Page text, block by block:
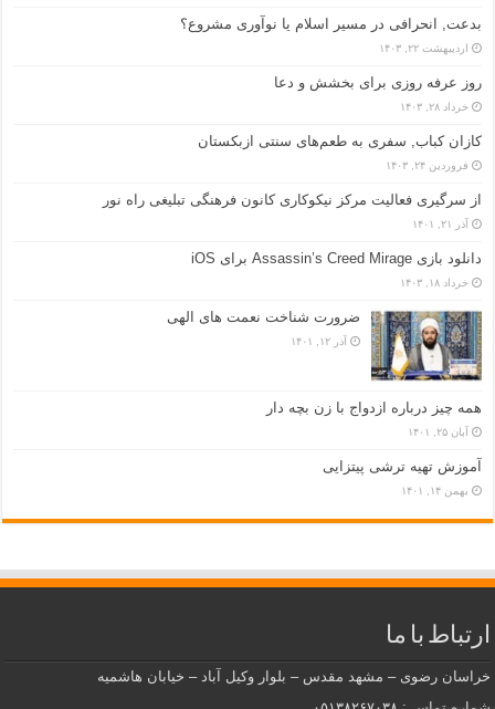
نماهنگ ((نور سوختنی نیست))
بدعت, انحرافی در مسیر اسلام یا نوآوری مشروع؟
اردیبهشت ۲۲, ۱۴۰۳
روز عرفه روزی برای بخشش و دعا
خرداد ۲۸, ۱۴۰۳
کازان کباب, سفری به طعم‌های سنتی ازبکستان
فروردین ۲۴, ۱۴۰۳
از سرگیری فعالیت مرکز نیکوکاری کانون فرهنگی تبلیغی راه نور
آذر ۲۱, ۱۴۰۱
دانلود بازی Assassin’s Creed Mirage برای iOS
خرداد ۱۸, ۱۴۰۳
ضرورت شناخت نعمت های الهی
آبان ۲۵, ۱۴۰۱
بهمن ۱۴, ۱۴۰۱